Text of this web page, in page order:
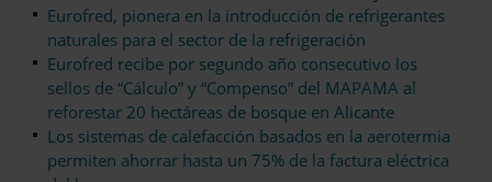
Eurofred, pionera en la introducción de refrigerantes
naturales para el sector de la refrigeración
Eurofred recibe por segundo año consecutivo los
sellos de “Cálculo” y “Compenso” del MAPAMA al
reforestar 20 hectáreas de bosque en Alicante
Los sistemas de calefacción basados en la aerotermia
permiten ahorrar hasta un 75% de la factura eléctrica